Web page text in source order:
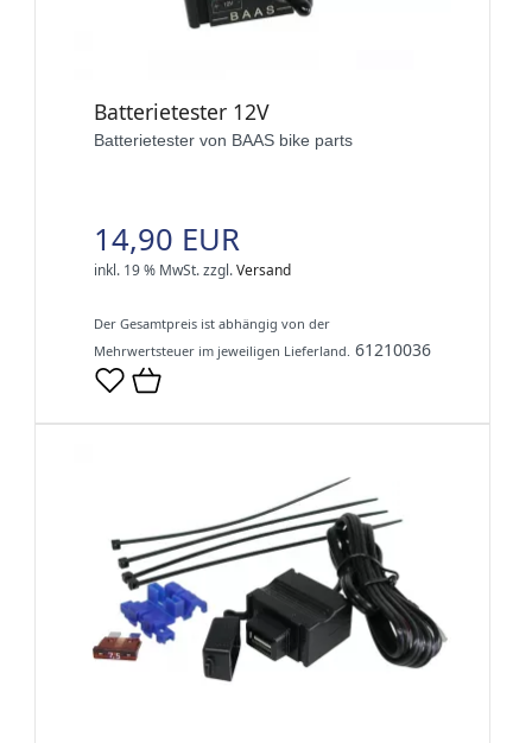
Batterietester 12V
Batterietester von BAAS bike parts
14,90 EUR
inkl. 19 % MwSt.zzgl.Versand
Der Gesamtpreis ist abhängig von der
Mehrwertsteuer im jeweiligen Lieferland. 61210036